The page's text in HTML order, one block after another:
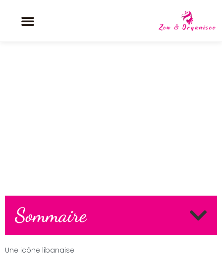
Sommaire
Une icône libanaise